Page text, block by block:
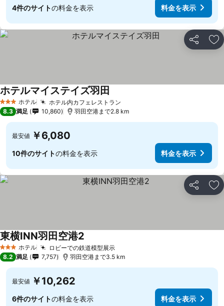
4件のサイトの料金を表示 料金を表示
シェア お
3 ホテルのランク
ホテル ホテル内カフェレストラン
ホテルマイステイズ羽田
8.3 満足 10,860 羽田空港まで2.8 km
最安値 ￥6,080
10件のサイトの料金を表示 料金を表示
シェア お
3 ホテルのランク
ホテル ロビーでの鉄道模型展示
東横INN羽田空港2
8.2 満足 7,757 羽田空港まで3.5 km
最安値 ￥10,262
6件のサイトの料金を表示 料金を表示